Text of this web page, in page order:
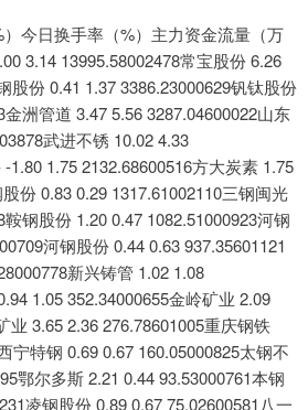
今日换手率（%）主力资金流量（万
3.14 13995.58002478常宝股份 6.26
股份 0.41 1.37 3386.23000629钒钛股份
洲管道 3.47 5.56 3287.04600022山东
武进不锈 10.02 4.33
1.80 1.75 2132.68600516方大炭素 1.75
份 0.83 0.29 1317.61002110三钢闽光
钢股份 1.20 0.47 1082.51000923河钢
河钢股份 0.44 0.63 937.35601121
新兴铸管 1.02 1.08
1.05 352.34000655金岭矿业 2.09
业 3.65 2.36 276.78601005重庆钢铁
宁特钢 0.69 0.67 160.05000825太钢不
鄂尔多斯 2.21 0.44 93.53000761本钢
凌钢股份 0.89 0.67 75.02600581八一